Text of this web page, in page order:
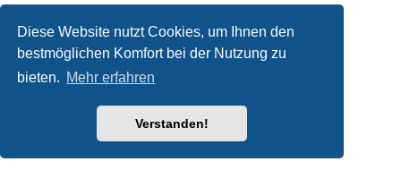
Diese Website nutzt Cookies, um Ihnen den
bestmöglichen Komfort bei der Nutzung zu
bieten. Mehr erfahren
Verstanden!